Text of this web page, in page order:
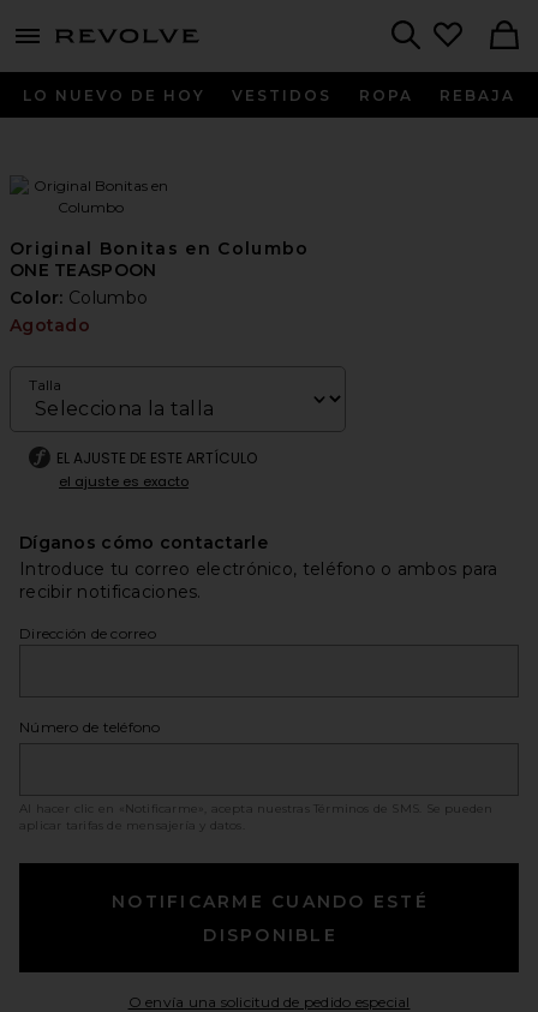
menu - shows more content
LO NUEVO DE HOY VESTIDOS ROPA REBAJA
Original Bonitas en Columbo
ONE TEASPOON
Color: Columbo
Agotado
Talla
EL AJUSTE DE ESTE ARTÍCULO
el ajuste es exacto
Díganos cómo contactarle
Introduce tu correo electrónico, teléfono o ambos para
recibir notificaciones.
Dirección de correo
Número de teléfono
Al hacer clic en «Notificarme», acepta nuestras Términos de SMS
. Se pueden
aplicar tarifas de mensajería y datos.
NOTIFICARME CUANDO ESTÉ
DISPONIBLE
O envía una solicitud de pedido especial